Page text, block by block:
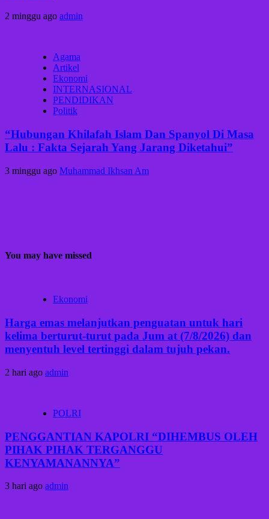
2 minggu ago admin
Agama
Artikel
Ekonomi
INTERNASIONAL
PENDIDIKAN
Politik
“Hubungan Khilafah Islam Dan Spanyol Di Masa
Lalu : Fakta Sejarah Yang Jarang Diketahui”
3 minggu ago Muhammad Ikhsan Am
You may have missed
Ekonomi
Harga emas melanjutkan penguatan untuk hari
kelima berturut-turut pada Jum at (7/8/2026) dan
menyentuh level tertinggi dalam tujuh pekan.
2 hari ago admin
POLRI
PENGGANTIAN KAPOLRI “DIHEMBUS OLEH
PIHAK PIHAK TERGANGGU
KENYAMANANNYA”
3 hari ago admin